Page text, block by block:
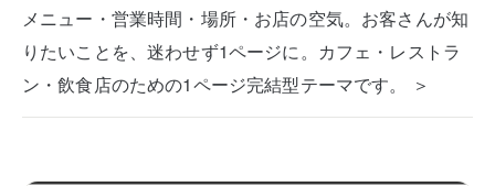
メニュー・営業時間・場所・お店の空気。お客さんが知
りたいことを、迷わせず1ページに。カフェ・レストラ
ン・飲食店のための1ページ完結型テーマです。 ＞